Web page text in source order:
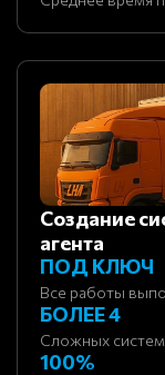
Создание
агента
ПОД КЛЮЧ
Все работы
БОЛЕЕ 4
Сложных
100%